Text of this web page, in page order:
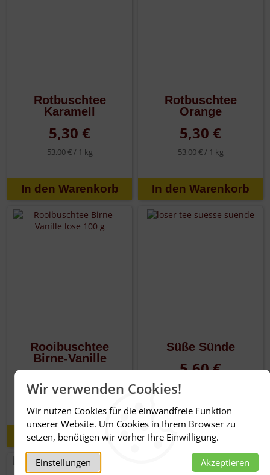
Wir verwenden Cookies!
Wir nutzen Cookies für die einwandfreie Funktion
unserer Website. Um Cookies in Ihrem Browser zu
setzen, benötigen wir vorher Ihre Einwilligung.
Einstellungen Akzeptieren
Rotbuschtee
Karamell
5,30 €
53,00 € / 1 kg
Rotbuschtee
Orange
5,30 €
53,00 € / 1 kg
Rooibuschtee
Birne-Vanille
Süße Sünde
5,60 €
56,00 € /